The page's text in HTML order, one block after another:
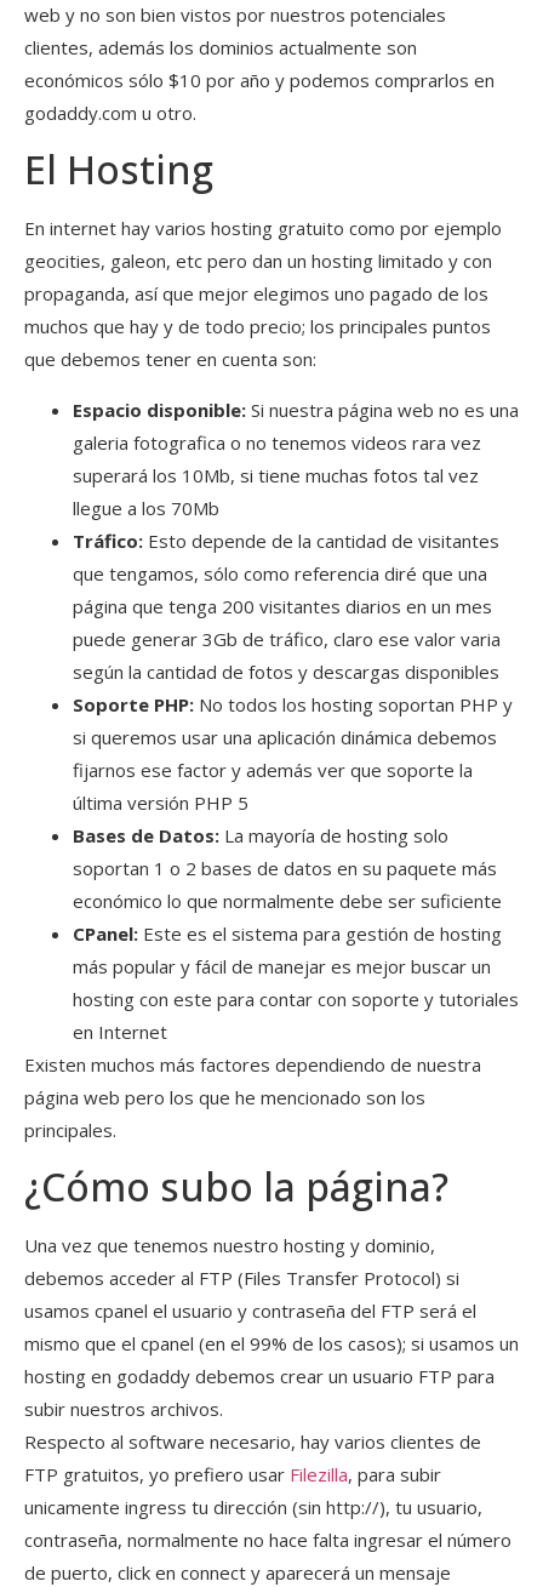
web y no son bien vistos por nuestros potenciales
clientes, además los dominios actualmente son
económicos sólo $10 por año y podemos comprarlos en
godaddy.com u otro.
El Hosting
En internet hay varios hosting gratuito como por ejemplo
geocities, galeon, etc pero dan un hosting limitado y con
propaganda, así que mejor elegimos uno pagado de los
muchos que hay y de todo precio; los principales puntos
que debemos tener en cuenta son:
Espacio disponible: Si nuestra página web no es una
galeria fotografica o no tenemos videos rara vez
superará los 10Mb, si tiene muchas fotos tal vez
llegue a los 70Mb
Tráfico: Esto depende de la cantidad de visitantes
que tengamos, sólo como referencia diré que una
página que tenga 200 visitantes diarios en un mes
puede generar 3Gb de tráfico, claro ese valor varia
según la cantidad de fotos y descargas disponibles
Soporte PHP: No todos los hosting soportan PHP y
si queremos usar una aplicación dinámica debemos
fijarnos ese factor y además ver que soporte la
última versión PHP 5
Bases de Datos: La mayoría de hosting solo
soportan 1 o 2 bases de datos en su paquete más
económico lo que normalmente debe ser suficiente
CPanel: Este es el sistema para gestión de hosting
más popular y fácil de manejar es mejor buscar un
hosting con este para contar con soporte y tutoriales
en Internet
Existen muchos más factores dependiendo de nuestra
página web pero los que he mencionado son los
principales.
¿Cómo subo la página?
Una vez que tenemos nuestro hosting y dominio,
debemos acceder al FTP (Files Transfer Protocol) si
usamos cpanel el usuario y contraseña del FTP será el
mismo que el cpanel (en el 99% de los casos); si usamos un
hosting en godaddy debemos crear un usuario FTP para
subir nuestros archivos.
Respecto al software necesario, hay varios clientes de
FTP gratuitos, yo prefiero usar Filezilla, para subir
unicamente ingress tu dirección (sin http://), tu usuario,
contraseña, normalmente no hace falta ingresar el número
de puerto, click en connect y aparecerá un mensaje